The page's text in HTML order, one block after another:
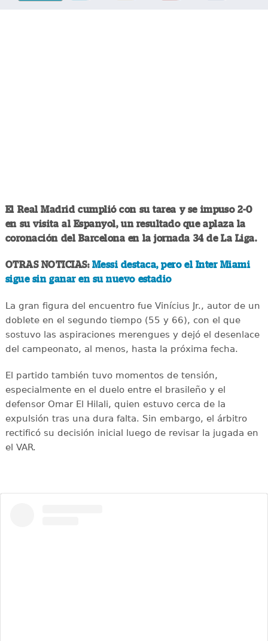
El Real Madrid cumplió con su tarea y se impuso 2-0
en su visita al Espanyol, un resultado que aplaza la
coronación del Barcelona en la jornada 34 de La Liga.
OTRAS NOTICIAS: Messi destaca, pero el Inter Miami
sigue sin ganar en su nuevo estadio
La gran figura del encuentro fue Vinícius Jr., autor de un
doblete en el segundo tiempo (55 y 66), con el que
sostuvo las aspiraciones merengues y dejó el desenlace
del campeonato, al menos, hasta la próxima fecha.
El partido también tuvo momentos de tensión,
especialmente en el duelo entre el brasileño y el
defensor Omar El Hilali, quien estuvo cerca de la
expulsión tras una dura falta. Sin embargo, el árbitro
rectificó su decisión inicial luego de revisar la jugada en
el VAR.